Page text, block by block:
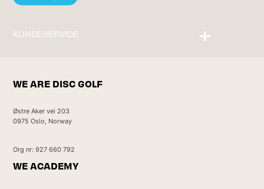
KUNDESERVICE
WE ARE DISC GOLF
Østre Aker vei 203
0975 Oslo, Norway
Org nr: 927 660 792
WE ACADEMY